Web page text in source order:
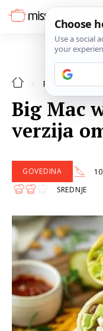
RECEPTI
Big Mac
verzija
GOVEDINA
SREDNJE